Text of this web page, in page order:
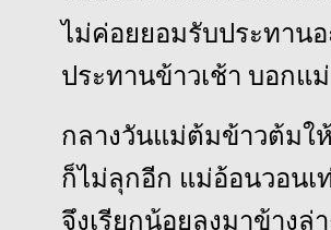
ไม่ค่อยยอมรับประทาน
ประทานข้าวเช้า บอกแ
กลางวันแม่ต้มข้าวต้มใ
ก็ไม่ลุกอีก แม่อ้อนวอนเ
จึงเรียกน้อยลงมาข้างล่